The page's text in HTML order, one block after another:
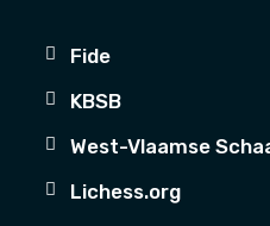
Fide
KBSB
West-Vlaamse
Lichess.org